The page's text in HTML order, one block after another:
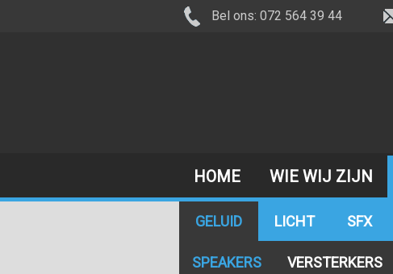
Bel ons: 072 564 39 44
HOME WIE WIJ ZIJN
GELUID LICHT SFX
SPEAKERS VERSTERKERS